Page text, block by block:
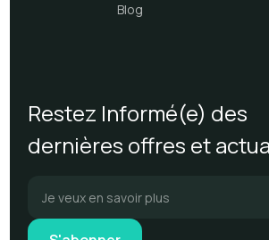
Restez Informé(e) des
dernières offres et
Blog